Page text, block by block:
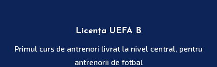
Licența UEFA B
Primul curs de antrenori livrat la nivel central, pentru
antrenorii de fotbal